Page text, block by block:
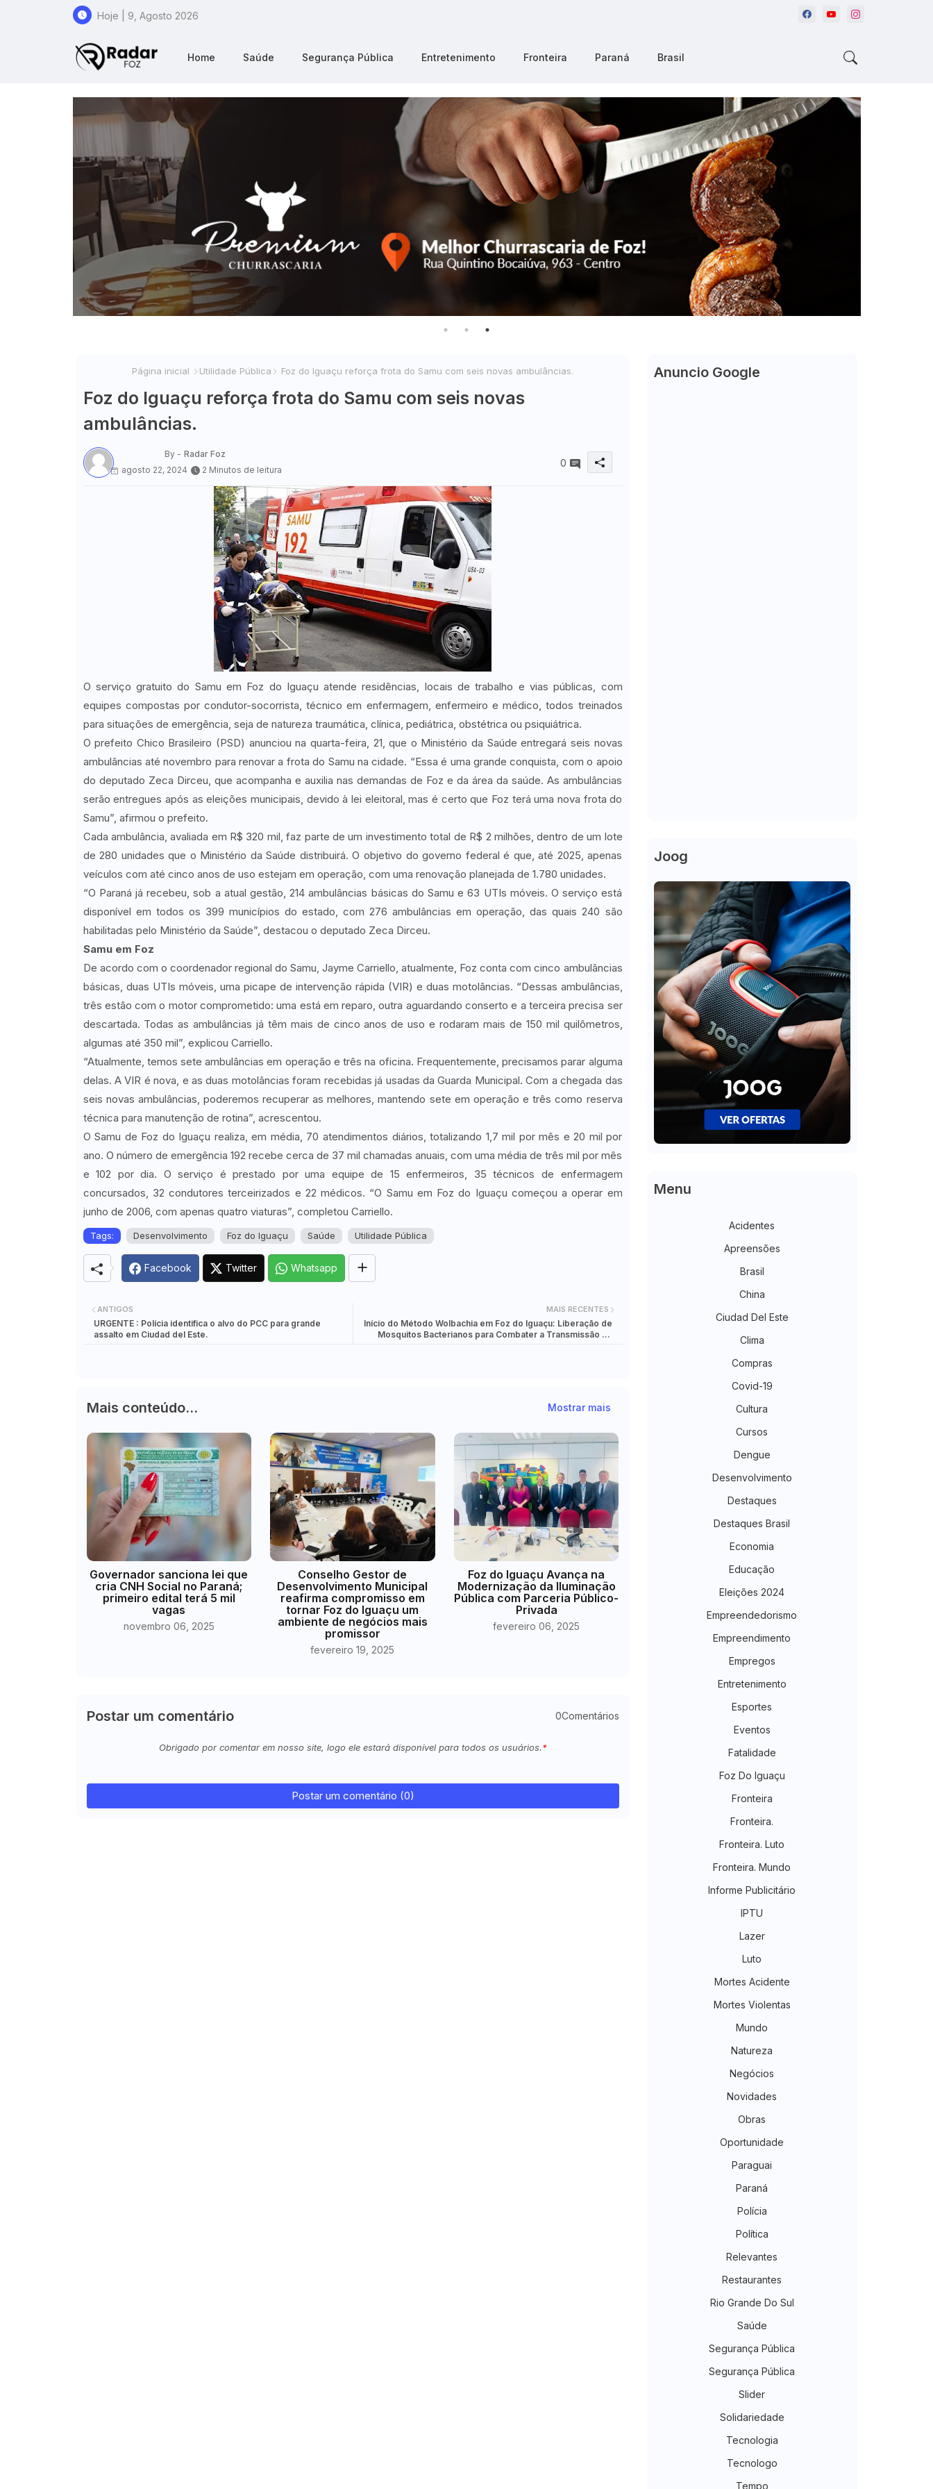
Hoje | 9, Agosto 2026
Home Saúde Segurança Pública Entretenimento Fronteira Paraná Brasil
Página inicial Utilidade Pública Foz do Iguaçu reforça frota do Samu com seis novas ambulâncias.
Foz do Iguaçu reforça frota do Samu com seis novas
ambulâncias.
By - Radar Foz
agosto 22, 2024
2 Minutos de leitura
0
O serviço gratuito do Samu em Foz do Iguaçu atende residências, locais de trabalho e vias públicas, com
equipes compostas por condutor-socorrista, técnico em enfermagem, enfermeiro e médico, todos treinados
para situações de emergência, seja de natureza traumática, clínica, pediátrica, obstétrica ou psiquiátrica.
O prefeito Chico Brasileiro (PSD) anunciou na quarta-feira, 21, que o Ministério da Saúde entregará seis novas
ambulâncias até novembro para renovar a frota do Samu na cidade. “Essa é uma grande conquista, com o apoio
do deputado Zeca Dirceu, que acompanha e auxilia nas demandas de Foz e da área da saúde. As ambulâncias
serão entregues após as eleições municipais, devido à lei eleitoral, mas é certo que Foz terá uma nova frota do
Samu”, afirmou o prefeito.
Cada ambulância, avaliada em R$ 320 mil, faz parte de um investimento total de R$ 2 milhões, dentro de um lote
de 280 unidades que o Ministério da Saúde distribuirá. O objetivo do governo federal é que, até 2025, apenas
veículos com até cinco anos de uso estejam em operação, com uma renovação planejada de 1.780 unidades.
“O Paraná já recebeu, sob a atual gestão, 214 ambulâncias básicas do Samu e 63 UTIs móveis. O serviço está
disponível em todos os 399 municípios do estado, com 276 ambulâncias em operação, das quais 240 são
habilitadas pelo Ministério da Saúde”, destacou o deputado Zeca Dirceu.
Samu em Foz
De acordo com o coordenador regional do Samu, Jayme Carriello, atualmente, Foz conta com cinco ambulâncias
básicas, duas UTIs móveis, uma picape de intervenção rápida (VIR) e duas motolâncias. “Dessas ambulâncias,
três estão com o motor comprometido: uma está em reparo, outra aguardando conserto e a terceira precisa ser
descartada. Todas as ambulâncias já têm mais de cinco anos de uso e rodaram mais de 150 mil quilômetros,
algumas até 350 mil”, explicou Carriello.
“Atualmente, temos sete ambulâncias em operação e três na oficina. Frequentemente, precisamos parar alguma
delas. A VIR é nova, e as duas motolâncias foram recebidas já usadas da Guarda Municipal. Com a chegada das
seis novas ambulâncias, poderemos recuperar as melhores, mantendo sete em operação e três como reserva
técnica para manutenção de rotina”, acrescentou.
O Samu de Foz do Iguaçu realiza, em média, 70 atendimentos diários, totalizando 1,7 mil por mês e 20 mil por
ano. O número de emergência 192 recebe cerca de 37 mil chamadas anuais, com uma média de três mil por mês
e 102 por dia. O serviço é prestado por uma equipe de 15 enfermeiros, 35 técnicos de enfermagem
concursados, 32 condutores terceirizados e 22 médicos. “O Samu em Foz do Iguaçu começou a operar em
junho de 2006, com apenas quatro viaturas”, completou Carriello.
Tags: Desenvolvimento Foz do Iguaçu Saúde Utilidade Pública
Facebook Twitter Whatsapp
MAIS RECENTES
Início do Método Wolbachia em Foz do Iguaçu: Liberação de
Mosquitos Bacterianos para Combater a Transmissão da
ANTIGOS
URGENTE : Polícia identifica o alvo do PCC para grande
assalto em Ciudad del Este.
Mais conteúdo... Mostrar mais
Governador sanciona lei que
cria CNH Social no Paraná;
primeiro edital terá 5 mil
vagas
novembro 06, 2025
Conselho Gestor de
Desenvolvimento Municipal
reafirma compromisso em
tornar Foz do Iguaçu um
ambiente de negócios mais
promissor
fevereiro 19, 2025
Foz do Iguaçu Avança na
Modernização da Iluminação
Pública com Parceria Público-
Privada
fevereiro 06, 2025
Postar um comentário 0Comentários
Obrigado por comentar em nosso site, logo ele estará disponível para todos os usuários.
Postar um comentário (0)
Anuncio Google
Joog
Menu
Acidentes
Apreensões
Brasil
China
Ciudad Del Este
Clima
Compras
Covid-19
Cultura
Cursos
Dengue
Desenvolvimento
Destaques
Destaques Brasil
Economia
Educação
Eleições 2024
Empreendedorismo
Empreendimento
Empregos
Entretenimento
Esportes
Eventos
Fatalidade
Foz Do Iguaçu
Fronteira
Fronteira.
Fronteira. Luto
Fronteira. Mundo
Informe Publicitário
IPTU
Lazer
Luto
Mortes Acidente
Mortes Violentas
Mundo
Natureza
Negócios
Novidades
Obras
Oportunidade
Paraguai
Paraná
Polícia
Política
Relevantes
Restaurantes
Rio Grande Do Sul
Saúde
Segurança Pública
Segurança Pública
Slider
Solidariedade
Tecnologia
Tecnologo
Tempo